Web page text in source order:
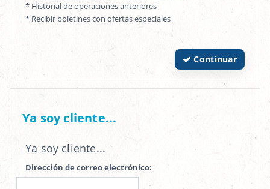
* Historial de operaciones anteriores
* Recibir boletines con ofertas especiales
Continuar
Ya soy cliente...
Ya soy cliente...
Dirección de correo electrónico: